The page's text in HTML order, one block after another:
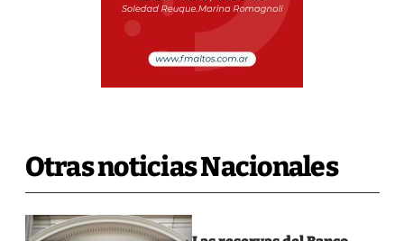
Otras noticias Nacionales